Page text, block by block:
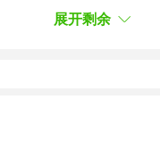
etwa
Visitenkarte einer
展开剩余